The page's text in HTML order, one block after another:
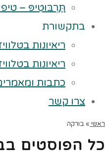
תַּרְבּוּטִיפּ –
בתקשורת
ריאיונות
ריאיונות
כתבות
צרו קשר
ראשי » בורקה
כל הפוסטים ב